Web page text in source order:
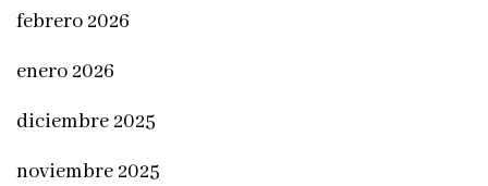
febrero 2026
enero 2026
diciembre 2025
noviembre 2025